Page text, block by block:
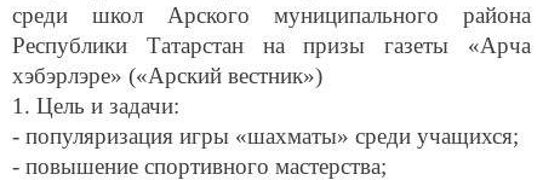
среди школ Арского муниципального района
Республики Татарстан на призы газеты «Арча
хэбэрлэре» («Арский вестник»)
1. Цель и задачи:
- популяризация игры «шахматы» среди учащихся;
- повышение спортивного мастерства;